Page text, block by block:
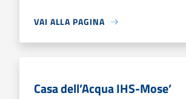
VAI ALLA PAGINA
Casa dell’Acqua IHS-Mose’